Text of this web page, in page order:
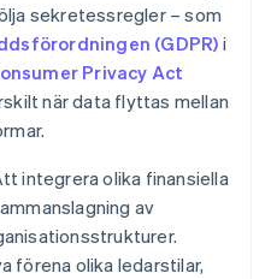
sekretessregler – som
(GDPR) i
Privacy Act
när data flyttas mellan
integrera olika finansiella
av
förena olika ledarstilar,